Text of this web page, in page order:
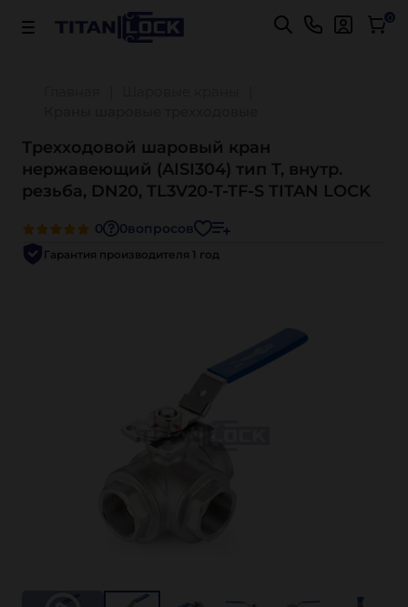
Важно! Для оплаты заказов Подробнее 0
Трехходовой шаровый кран
нержавеющий (AISI304) тип T, внутр.
резьба, DN20, TL3V20-T-TF-S TITAN LOCK
0 0вопросов
Гарантия производителя 1 год